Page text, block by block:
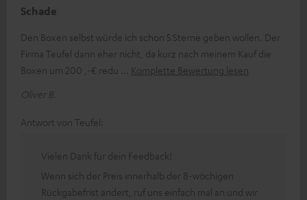
Schade
Den Boxen selbst würde ich schon 5 Sterne geben wollen. Der
Firma Teufel dann eher nicht, da kurz nach meinem Kauf die
Boxen um 200 ,-€ redu
Komplette Bewertung lesen
Oliver B.
Antwort von Teufel:
Vielen Dank für dein Feedback!
Wenn sich der Preis innerhalb der 8-wöchigen
Rückgabefrist ändert, ruf uns einfach mal an und wir